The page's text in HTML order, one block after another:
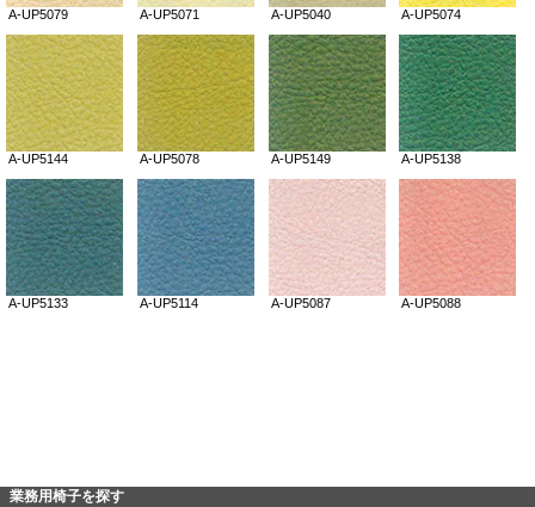
業務用椅子を探す